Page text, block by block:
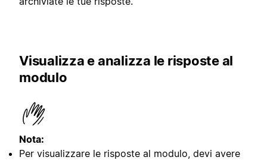
Visualizza e analizza le risposte al
modulo
Nota:
Per visualizzare le risposte al modulo, devi avere